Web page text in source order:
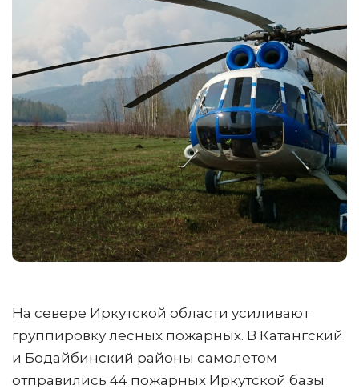
На севере Иркутской области усиливают
группировку лесных пожарных. В Катангский
и Бодайбинский районы самолетом
отправились 44 пожарных Иркутской базы